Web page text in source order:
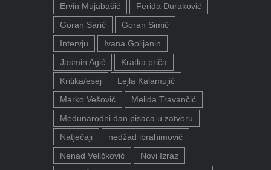
Ervin Mujabašić
Ferida Duraković
Goran Sarić
Goran Simić
Intervju
Ivana Golijanin
Jasmin Agić
Kratka priča
Kritika/esej
Lejla Kalamujić
Marko Vešović
Melida Travančić
Međunarodni dan pisaca u zatvoru
Natječaji
nedžad ibrahimović
Nenad Veličković
Novi Izraz